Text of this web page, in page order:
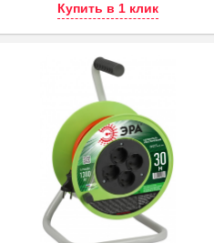
Купить в 1 клик